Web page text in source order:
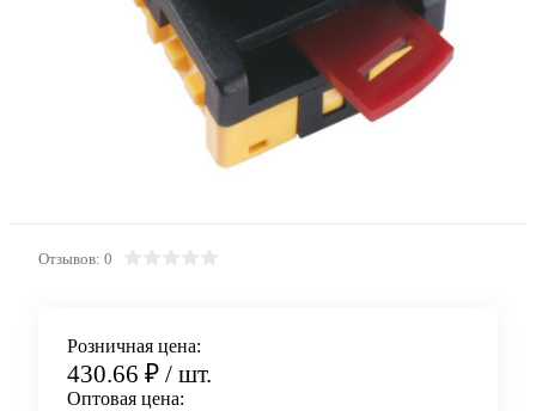
Отзывов: 0
Розничная цена:
430.66 ₽ / шт.
Оптовая цена: